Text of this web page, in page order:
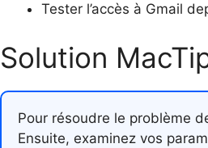
Tester l’accès à Gmail
Solution
Pour résoudre le problème
Ensuite, examinez vos